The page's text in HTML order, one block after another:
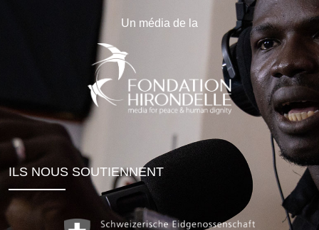
Un média de la
ILS NOUS SOUTIENNENT